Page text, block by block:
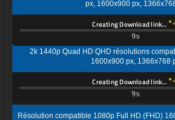
Creating Download link…
2k 1440p Quad HD QHD résolutions
Creating Download link…
Résolution compatible 1080p Full HD (FHD)
Pour Téléphone